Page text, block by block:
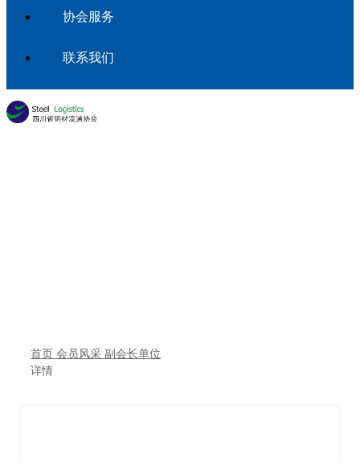
协会服务
联系我们
首页 会员风采 副会长单位
详情